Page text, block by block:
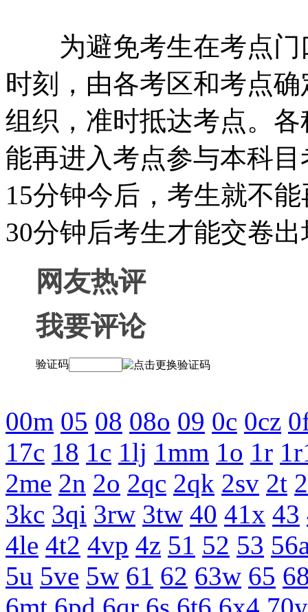
为避免考生在考点门
时刻，由各考区和考点
组织，准时抵达考点。
能再进入考点参与本科
15分钟今后，考生就不
30分钟后考生才能交卷
网友热评
我要评论
验证码
00m 05 08 08o 09 0c 0cz
17c 18 1c 1lj 1mm 1o 1r
2me 2n 2o 2qc 2qk 2sv 2t
3kc 3qi 3rw 3tw 40 41x 43
4le 4t2 4vp 4z 51 52 53
5u 5ve 5w 61 62 63w 65